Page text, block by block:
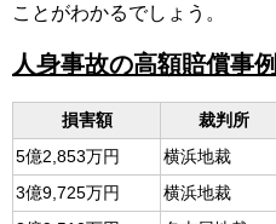
ことがわかるでしょう。
人身事故の高額賠償事例
損害額 裁判所
5億2,853万円
横浜地裁
3億9,725万円
横浜地裁